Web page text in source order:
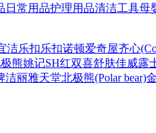
日常用品护理用品清洁工具母
洁乐扣乐扣诺顿爱奇屋齐心
熊姚记SH红双喜舒肤佳威露
洁丽雅天堂北极熊(Polar bear)